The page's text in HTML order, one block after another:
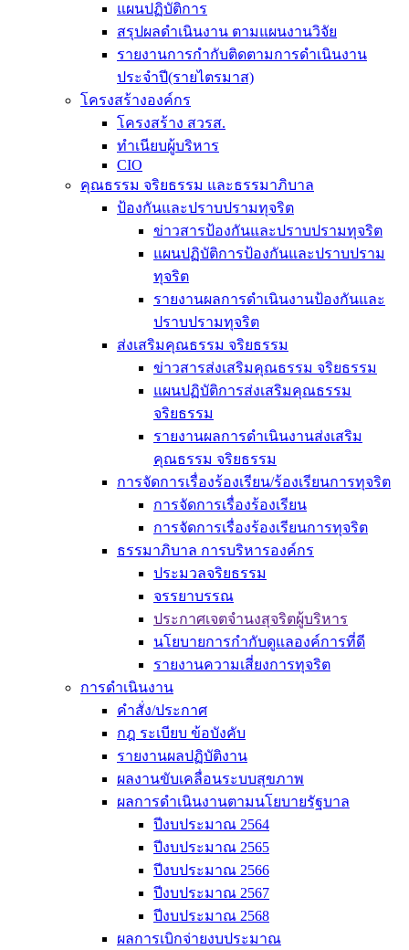
แผนปฏิบัติการ
สรุปผลดำเนินงาน ตามแผนงานวิจัย
รายงานการกำกับติดตามการดำเนินงาน
ประจำปี(รายไตรมาส)
โครงสร้างองค์กร
โครงสร้าง สวรส.
ทำเนียบผู้บริหาร
CIO
คุณธรรม จริยธรรม และธรรมาภิบาล
ป้องกันและปราบปรามทุจริต
ข่าวสารป้องกันและปราบปรามทุจริต
แผนปฏิบัติการป้องกันและปราบปราม
ทุจริต
รายงานผลการดำเนินงานป้องกันและ
ปราบปรามทุจริต
ส่งเสริมคุณธรรม จริยธรรม
ข่าวสารส่งเสริมคุณธรรม จริยธรรม
แผนปฏิบัติการส่งเสริมคุณธรรม
จริยธรรม
รายงานผลการดำเนินงานส่งเสริม
คุณธรรม จริยธรรม
การจัดการเรื่องร้องเรียน/ร้องเรียนการทุจริต
การจัดการเรื่องร้องเรียน
การจัดการเรื่องร้องเรียนการทุจริต
ธรรมาภิบาล การบริหารองค์กร
ประมวลจริยธรรม
จรรยาบรรณ
ประกาศเจตจำนงสุจริตผู้บริหาร
นโยบายการกำกับดูแลองค์การที่ดี
รายงานความเสี่ยงการทุจริต
การดำเนินงาน
คำสั่ง/ประกาศ
กฎ ระเบียบ ข้อบังคับ
รายงานผลปฏิบัติงาน
ผลงานขับเคลื่อนระบบสุขภาพ
ผลการดำเนินงานตามนโยบายรัฐบาล
ปีงบประมาณ 2564
ปีงบประมาณ 2565
ปีงบประมาณ 2566
ปีงบประมาณ 2567
ปีงบประมาณ 2568
ผลการเบิกจ่ายงบประมาณ